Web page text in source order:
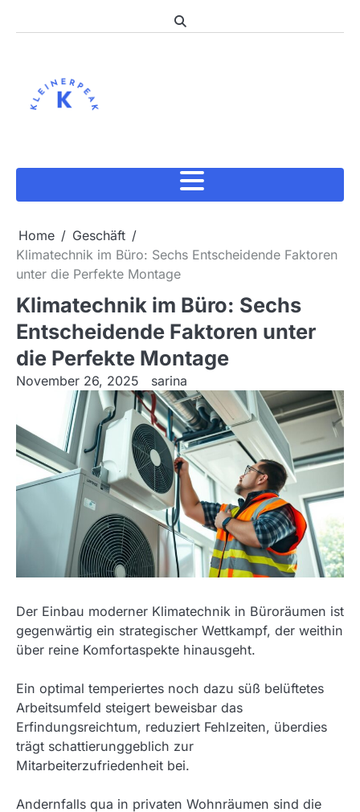
Home
Geschäft
Klimatechnik im Büro: Sechs Entscheidende Faktoren
unter die Perfekte Montage
Klimatechnik im Büro: Sechs
Entscheidende Faktoren unter
die Perfekte Montage
November 26, 2025 sarina
Der Einbau moderner Klimatechnik in Büroräumen ist
gegenwärtig ein strategischer Wettkampf, der weithin
über reine Komfortaspekte hinausgeht.
Ein optimal temperiertes noch dazu süß belüftetes
Arbeitsumfeld steigert beweisbar das
Erfindungsreichtum, reduziert Fehlzeiten, überdies
trägt schattierunggeblich zur
Mitarbeiterzufriedenheit bei.
Andernfalls qua in privaten Wohnräumen sind die